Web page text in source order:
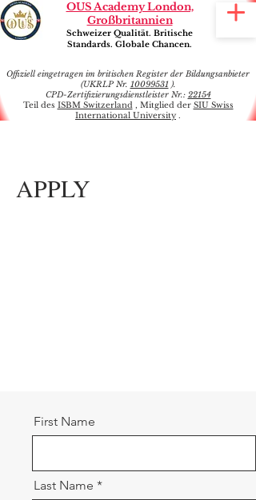
OUS Academy London,
Großbritannien
Schweizer Qualität. Britische
Standards. Globale Chancen.
Offiziell eingetragen im britischen Register der Bildungsanbieter
(UKRLP Nr. 10099531).
CPD-Zertifizierungsdienstleister Nr.: 22154
Teil des ISBM Switzerland, Mitglied der SIU Swiss
International University .
APPLY
First Name
Last Name